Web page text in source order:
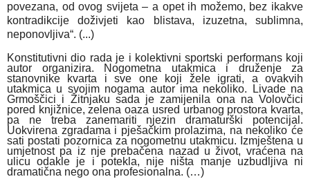
povezana, od ovog svijeta – a opet ih možemo, bez ikakve
kontradikcije doživjeti kao blistava, izuzetna, sublimna,
neponovljiva“. (...)
Konstitutivni dio rada je i kolektivni sportski performans koji
autor organizira. Nogometna utakmica i druženje za
stanovnike kvarta i sve one koji žele igrati, a ovakvih
utakmica u svojim nogama autor ima nekoliko. Livade na
Grmoščici i Žitnjaku sada je zamijenila ona na Volovčici
pored knjižnice, zelena oaza usred urbanog prostora kvarta,
pa ne treba zanemariti njezin dramaturški potencijal.
Uokvirena zgradama i pješačkim prolazima, na nekoliko će
sati postati pozornica za nogometnu utakmicu. Izmještena u
umjetnost pa iz nje prebačena nazad u život, vraćena na
ulicu odakle je i potekla, nije ništa manje uzbudljiva ni
dramatična nego ona profesionalna. (…)